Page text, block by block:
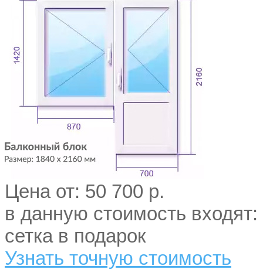
Цена от: 50 700 р.
в данную стоимость
сетка в подарок
Узнать точную стоимость